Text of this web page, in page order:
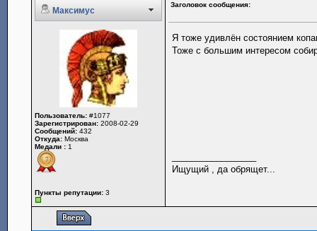
Максимус
Заголовок сообщения:
Пользователь: #1077
Зарегистрирован: 2008-02-29
Сообщений: 432
Откуда: Москва
Медали : 1
Пункты репутации: 3
Я тоже удивлён состоянием
Тоже с большим интересом
Ищущий , да обрящет...